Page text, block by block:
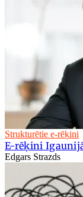
Strukturētie e-rēķini
E-rēķini
Edgars Strazds